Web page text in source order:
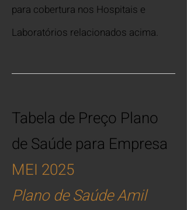
para cobertura nos Hospitais e
Laboratórios relacionados acima.
Tabela de Preço Plano
de Saúde para Empresa
MEI 2025
Plano de Saúde Amil